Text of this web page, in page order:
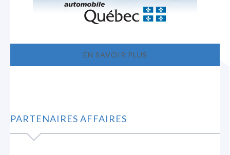
EN SAVOIR PLUS
PARTENAIRES AFFAIRES